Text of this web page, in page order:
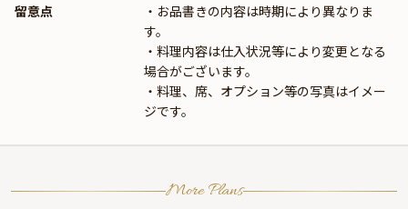
留意点
・お品書きの内容は時期により異なりま
す。
・料理内容は仕入状況等により変更となる
場合がございます。
・料理、席、オプション等の写真はイメー
ジです。
More Plans